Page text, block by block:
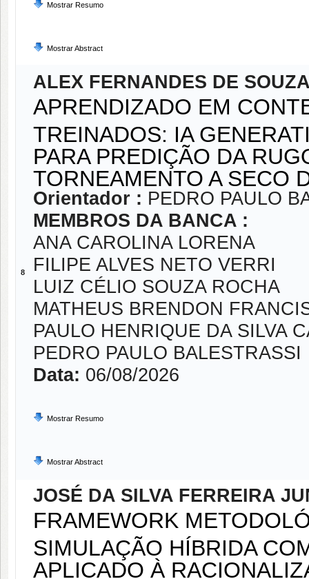
Mostrar Resumo
Mostrar Abstract
8
ALEX FERNANDES DE
APRENDIZADO EM
TREINADOS: IA
PARA PREDIÇÃO DA
TORNEAMENTO A SECO
Orientador : PEDRO PAULO
MEMBROS DA BANCA :
ANA CAROLINA LORENA
FILIPE ALVES NETO VERRI
LUIZ CÉLIO SOUZA ROCHA
MATHEUS BRENDON
PAULO HENRIQUE DA SILVA
PEDRO PAULO BALESTRASSI
Data: 06/08/2026
Mostrar Resumo
Mostrar Abstract
JOSÉ DA SILVA FERREIRA
FRAMEWORK
SIMULAÇÃO HÍBRIDA
APLICADO À